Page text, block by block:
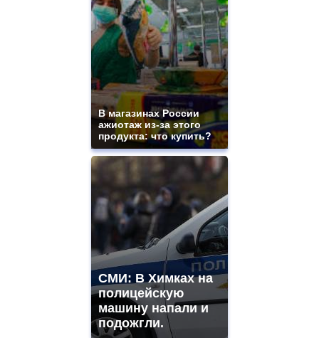
В магазинах России
ажиотаж из-за этого
продукта: что купить?
СМИ: В Химках на
полицейскую
машину напали и
подожгли.